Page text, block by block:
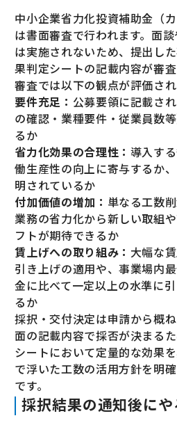
中小企業省力化投資補助金（
は書面審査で行われます。面
は実施されないため、提出し
果判定シートの記載内容が審査
審査では以下の観点が評価され
要件充足： 公募要領に記載さ
の確認・業種要件・従業員数
るか
省力化効果の合理性： 導入す
働生産性の向上に寄与するか
明されているか
付加価値の増加： 単なる工数
業務の省力化から新しい取組
フトが期待できるか
賃上げへの取り組み： 大幅な
引き上げの適用や、事業場内
金に比べて一定以上の水準に
るか
採択・交付決定は申請から概
面の記載内容で採否が決まる
シートにおいて定量的な効果
で浮いた工数の活用方針を明
です。
採択結果の通知後にや